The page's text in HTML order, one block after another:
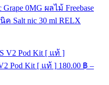
Grape 0MG ผลไม้ Freebase
ค Salt nic 30 ml RELX
Pod Kit [ แท้ ] 180.00 ฿ –